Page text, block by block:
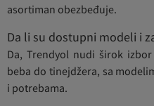
asortiman obezbeđuje.
Da li su dostupni modeli i
Da, Trendyol nudi širok
beba do tinejdžera, sa
i potrebama.